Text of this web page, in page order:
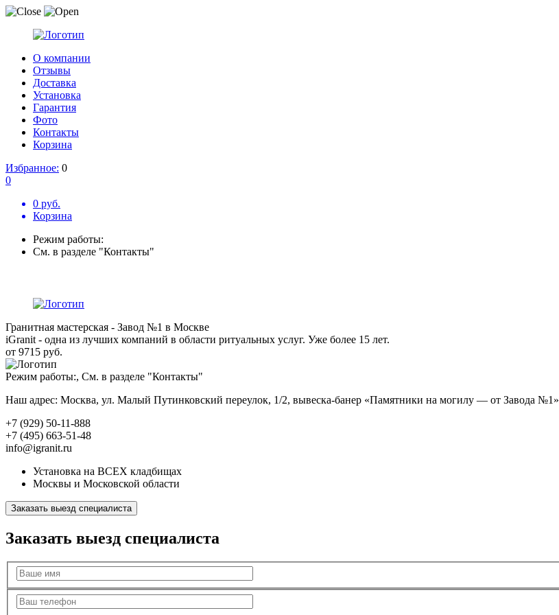
О компании
Отзывы
Доставка
Установка
Гарантия
Фото
Контакты
Корзина
Избранное: 0
0
0 руб.
Корзина
Режим работы:
См. в разделе "Контакты"
Гранитная мастерская - Завод №1 в Москве
iGranit - одна из лучших компаний в области ритуальных услуг. Уже более 15 лет.
от 9715 руб.
Режим работы:, См. в разделе "Контакты"
Наш адрес: Москва, ул. Малый Путинковский переулок, 1/2, вывеска-банер «Памятники на могилу — от Завода №1»
+7 (929) 50-11-888
+7 (495) 663-51-48
info@igranit.ru
Установка на ВСЕХ кладбищах
Москвы и Московской области
Заказать выезд специалиста
Заказать выезд специалиста